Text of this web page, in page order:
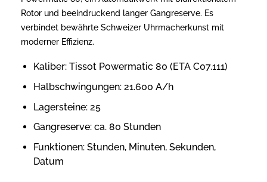
Rotor und beeindruckend langer Gangreserve. Es
verbindet bewährte Schweizer Uhrmacherkunst mit
moderner Effizienz.
Kaliber: Tissot Powermatic 80 (ETA C07.111)
Halbschwingungen: 21.600 A/h
Lagersteine: 25
Gangreserve: ca. 80 Stunden
Funktionen: Stunden, Minuten, Sekunden,
Datum